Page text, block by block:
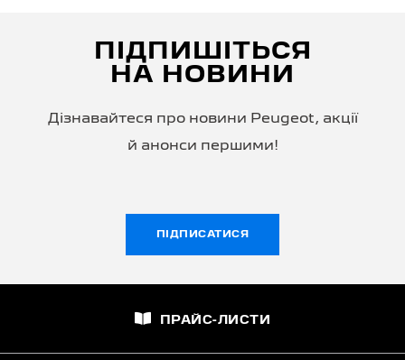
ПІДПИШІТЬСЯ
НА НОВИНИ
Дізнавайтеся про новини Peugeot, акції
й анонси першими!
ПІДПИСАТИСЯ
ПРАЙС-ЛИСТИ